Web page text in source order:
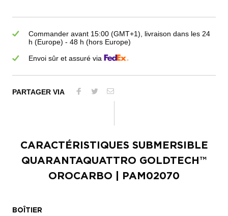
Commander avant 15:00 (GMT+1), livraison dans les 24
h (Europe) - 48 h (hors Europe)
Envoi sûr et assuré via
PARTAGER VIA
CARACTÉRISTIQUES SUBMERSIBLE
QUARANTAQUATTRO GOLDTECH™
OROCARBO | PAM02070
BOÎTIER